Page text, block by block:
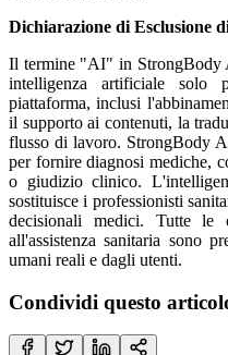
Dichiarazione di Esclusione
Il termine "AI" in StrongBody
intelligenza artificiale solo
piattaforma, inclusi
il supporto ai contenuti, la
flusso di lavoro. StrongBody
per fornire diagnosi mediche,
o giudizio clinico.
sostituisce i professionisti
decisionali medici. Tutte le
all'assistenza sanitaria sono
umani reali e dagli utenti.
Condividi questo